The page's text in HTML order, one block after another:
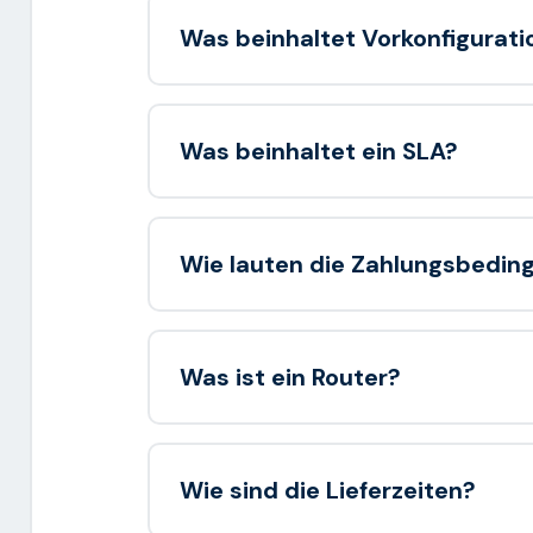
Was beinhaltet
Was beinhaltet ein SLA?
Wie lauten die
Was ist ein Router?
Wie sind die Lieferzeiten?